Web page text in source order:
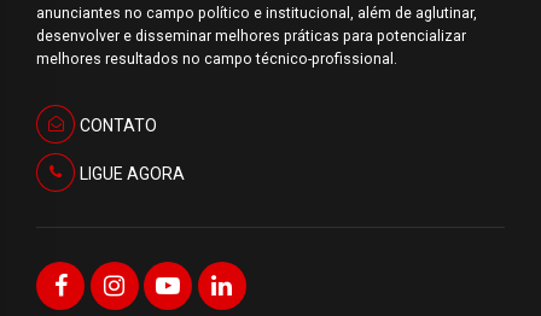
anunciantes no campo político e institucional, além de aglutinar,
desenvolver e disseminar melhores práticas para potencializar
melhores resultados no campo técnico-profissional.
CONTATO
LIGUE AGORA